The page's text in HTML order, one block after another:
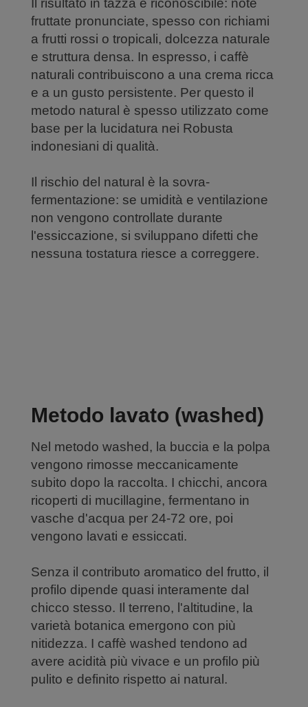
Il risultato in tazza è riconoscibile: note
fruttate pronunciate, spesso con richiami
a frutti rossi o tropicali, dolcezza naturale
e struttura densa. In espresso, i caffè
naturali contribuiscono a una crema ricca
e a un gusto persistente. Per questo il
metodo natural è spesso utilizzato come
base per la lucidatura nei Robusta
indonesiani di qualità.
Il rischio del natural è la sovra-
fermentazione: se umidità e ventilazione
non vengono controllate durante
l'essiccazione, si sviluppano difetti che
nessuna tostatura riesce a correggere.
Metodo lavato (washed)
Nel metodo washed, la buccia e la polpa
vengono rimosse meccanicamente
subito dopo la raccolta. I chicchi, ancora
ricoperti di mucillagine, fermentano in
vasche d'acqua per 24-72 ore, poi
vengono lavati e essiccati.
Senza il contributo aromatico del frutto, il
profilo dipende quasi interamente dal
chicco stesso. Il terreno, l'altitudine, la
varietà botanica emergono con più
nitidezza. I caffè washed tendono ad
avere acidità più vivace e un profilo più
pulito e definito rispetto ai natural.